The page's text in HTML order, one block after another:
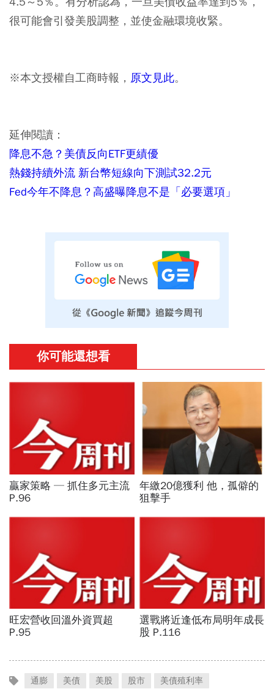
很可能會引發美股調整，並使金融環境收緊。
※本文授權自工商時報， 原文見此。
延伸閱讀：
降息不急？美債反向ETF更績優
熱錢持續外流 新台幣短線向下測試32.2元
Fed今年不降息？高盛曝降息不是「必要選項」
通膨 美債 美股 股市 美債殖利率